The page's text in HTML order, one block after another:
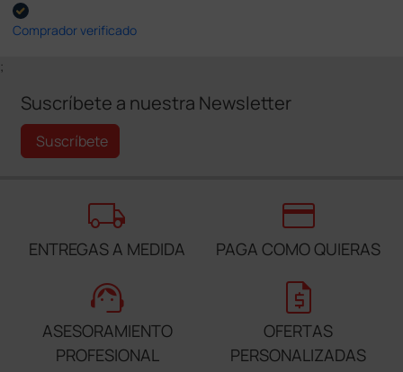
Comprador verificado
;
Suscríbete a nuestra Newsletter
Suscríbete
local_shipping
ENTREGAS A MEDIDA
credit_card
PAGA COMO QUIERAS
support_agent
ASESORAMIENTO
PROFESIONAL
request_quote
OFERTAS
PERSONALIZADAS